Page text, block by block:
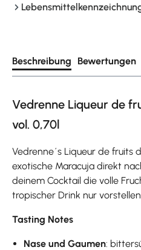
Beschreibung Bewertungen
Vedrenne Liqueur de
vol. 0,70l
Vedrenne´s Liqueur de fruits
exotische Maracuja direkt
deinem Cocktail die volle
tropischer Drink nur vorstellen
Tasting Notes
Nase und Gaumen: